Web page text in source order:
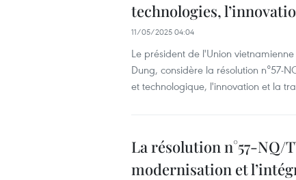
technologies,
11/05/2025 04:04
Le président de l'Union
Dung, considère la résolution n°57-
et technologique, l'innovation et la
La résolution n°57-NQ/
modernisation et